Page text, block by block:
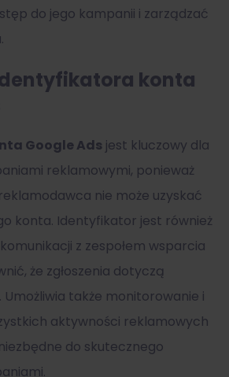
do jego kampanii i zarządzać
konta
Google Ads jest kluczowy dla
reklamowymi, ponieważ
nie może uzyskać
konta. Identyfikator jest również
z zespołem wsparcia
że zgłoszenia dotyczą
Umożliwia także monitorowanie i
aktywności reklamowych
do skutecznego